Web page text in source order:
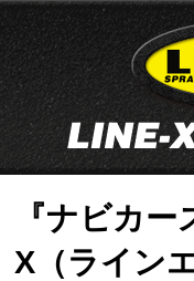
『ナビカ
X（ライン